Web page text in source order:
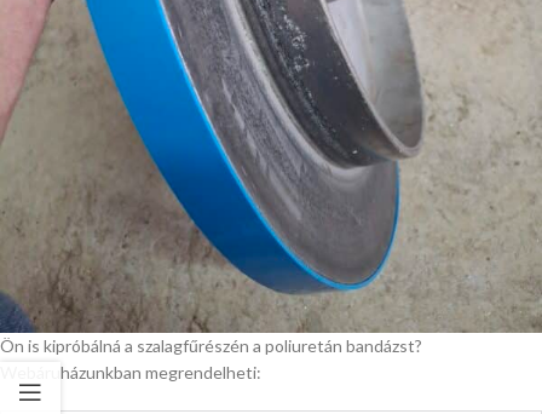
Ön is kipróbálná a szalagfűrészén a poliuretán bandázst?
Webáruházunkban megrendelheti: